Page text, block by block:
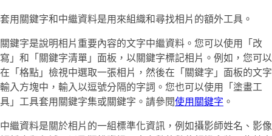
套用關鍵字和中繼資料是用來組織和尋找相片的額外工具。
關鍵字是說明相片重要內容的文字中繼資料。您可以使用「改
寫」和「關鍵字清單」面板，以關鍵字標記相片。例如，您可以
在「格點」檢視中選取一張相片，然後在「關鍵字」面板的文字
輸入方塊中，輸入以逗號分隔的字詞。您也可以使用「塗畫工
具」工具套用關鍵字集或關鍵字。請參閱使用關鍵字 。
中繼資料是關於相片的一組標準化資訊，例如攝影師姓名、影像